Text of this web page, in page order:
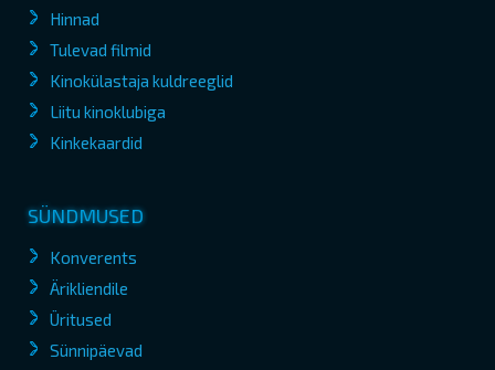
Hinnad
Tulevad filmid
Kinokülastaja kuldreeglid
Liitu kinoklubiga
Kinkekaardid
SÜNDMUSED
Konverents
Ärikliendile
Üritused
Sünnipäevad